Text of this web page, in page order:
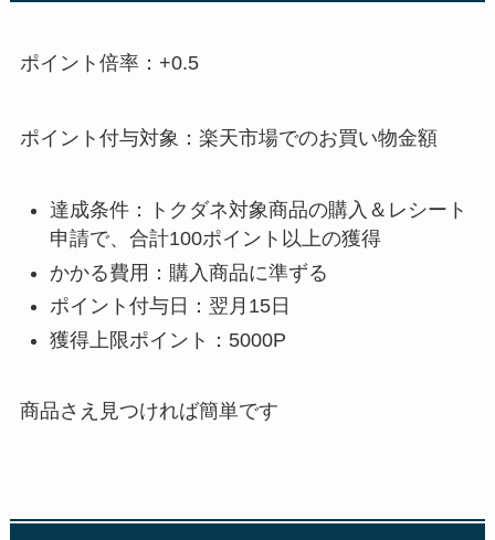
ポイント倍率：+0.5
ポイント付与対象：楽天市場でのお買い物金額
達成条件：トクダネ対象商品の購入＆レシート
申請で、合計100ポイント以上の獲得
かかる費用：購入商品に準ずる
ポイント付与日：翌月15日
獲得上限ポイント：5000P
商品さえ見つければ簡単です